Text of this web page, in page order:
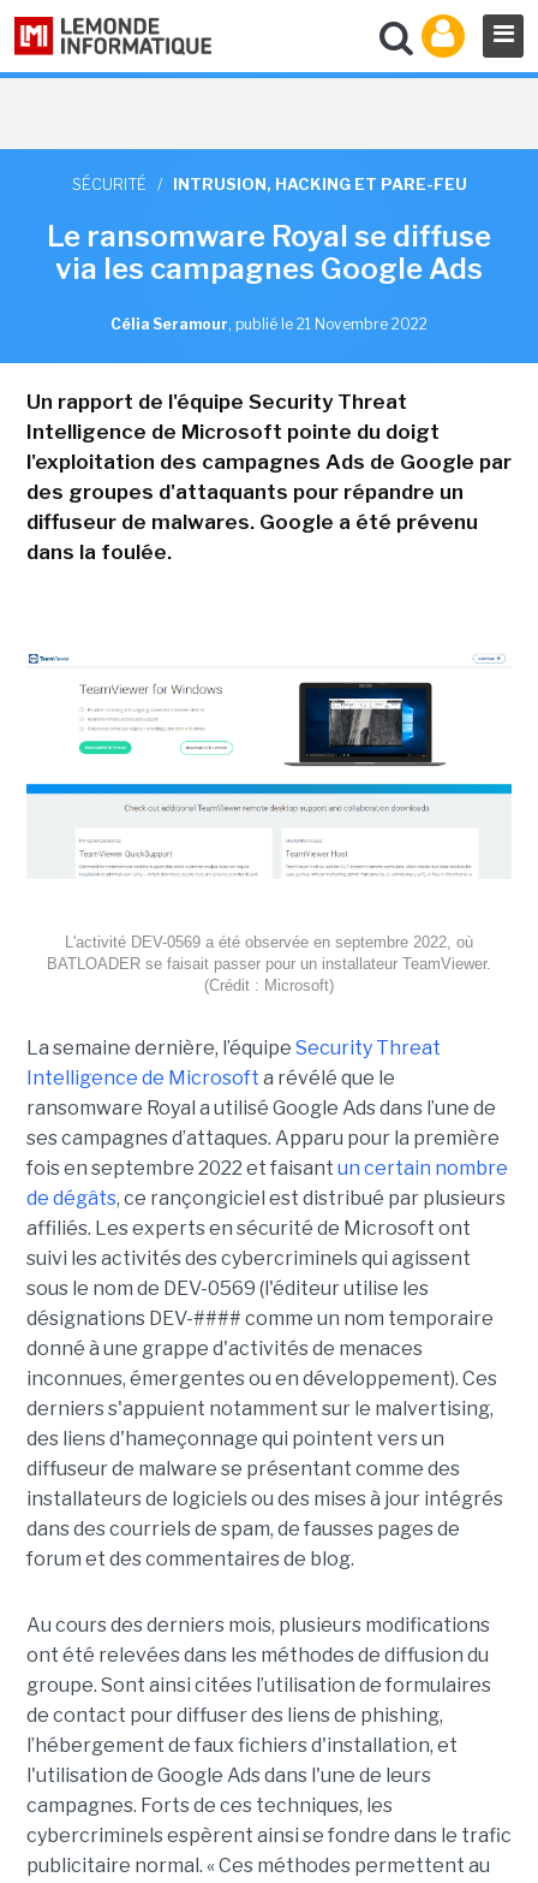
SÉCURITÉ / INTRUSION, HACKING ET PARE-FEU
Le ransomware Royal se diffuse
via les campagnes Google Ads
Célia Seramour, publié le 21 Novembre 2022
Un rapport de l'équipe Security Threat
Intelligence de Microsoft pointe du doigt
l'exploitation des campagnes Ads de Google par
des groupes d'attaquants pour répandre un
diffuseur de malwares. Google a été prévenu
dans la foulée.
L'activité DEV-0569 a été observée en septembre 2022, où
BATLOADER se faisait passer pour un installateur TeamViewer.
(Crédit : Microsoft)
La semaine dernière, l’équipe Security Threat
Intelligence de Microsoft a révélé que le
ransomware Royal a utilisé Google Ads dans l’une de
ses campagnes d’attaques. Apparu pour la première
fois en septembre 2022 et faisant un certain nombre
de dégâts, ce rançongiciel est distribué par plusieurs
affiliés. Les experts en sécurité de Microsoft ont
suivi les activités des cybercriminels qui agissent
sous le nom de DEV-0569 (l'éditeur utilise les
désignations DEV-#### comme un nom temporaire
donné à une grappe d'activités de menaces
inconnues, émergentes ou en développement). Ces
derniers s'appuient notamment sur le malvertising,
des liens d'hameçonnage qui pointent vers un
diffuseur de malware se présentant comme des
installateurs de logiciels ou des mises à jour intégrés
dans des courriels de spam, de fausses pages de
forum et des commentaires de blog.
Au cours des derniers mois, plusieurs modifications
ont été relevées dans les méthodes de diffusion du
groupe. Sont ainsi citées l’utilisation de formulaires
de contact pour diffuser des liens de phishing,
l’hébergement de faux fichiers d'installation, et
l'utilisation de Google Ads dans l'une de leurs
campagnes. Forts de ces techniques, les
cybercriminels espèrent ainsi se fondre dans le trafic
publicitaire normal. « Ces méthodes permettent au